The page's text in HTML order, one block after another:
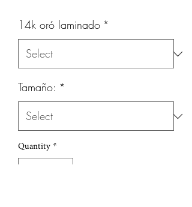
14k oró laminado *
Tamaño: *
Quantity*